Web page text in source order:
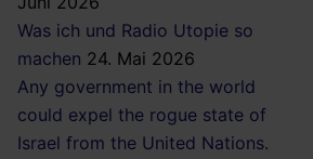
Was ich und Radio Utopie so
machen 24. Mai 2026
Any government in the world
could expel the rogue state of
Israel from the United Nations.